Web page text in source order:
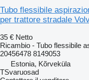
Tubo flessibile
per trattore stradale
35 € Netto
Ricambio - Tubo flessibile
20456478 8149053
Estonia, Kõrveküla
TSvaruosad